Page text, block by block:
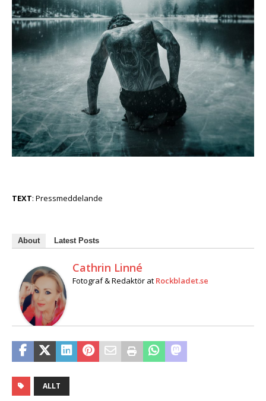
TEXT: Pressmeddelande
About Latest Posts
Cathrin Linné
Fotograf & Redaktör at Rockbladet.se
ALLT